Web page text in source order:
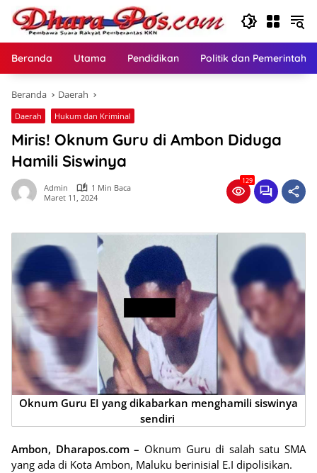
Langsung
konten
Beranda Utama Pendidikan Politik dan
Beranda Daerah
Daerah Hukum dan Kriminal
Miris! Oknum Guru di Ambon Diduga
Hamili Siswinya
Admin
1 Min Baca
Maret 11, 2024
129
Oknum Guru EI yang dikabarkan menghamili siswinya
sendiri
Ambon, Dharapos.com– Oknum Guru di salah satu SMA
yang ada di Kota Ambon, Maluku berinisial E.I dipolisikan.